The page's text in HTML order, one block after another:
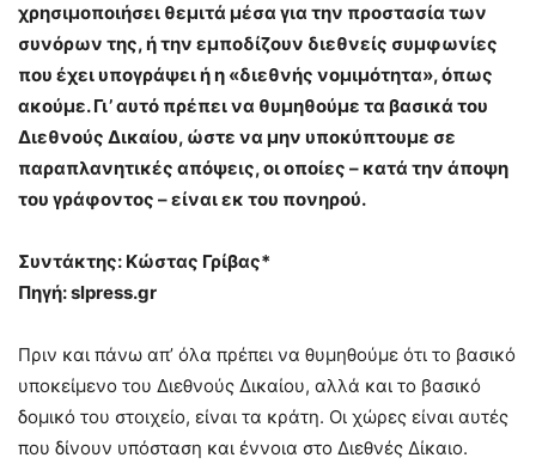
χρησιμοποιήσει θεμιτά μέσα για την προστασία των
συνόρων της, ή την εμποδίζουν διεθνείς συμφωνίες
που έχει υπογράψει ή η «διεθνής νομιμότητα», όπως
ακούμε. Γι’ αυτό πρέπει να θυμηθούμε τα βασικά του
Διεθνούς Δικαίου, ώστε να μην υποκύπτουμε σε
παραπλανητικές απόψεις, οι οποίες – κατά την άποψη
του γράφοντος – είναι εκ του πονηρού.
Συντάκτης: Κώστας Γρίβας*
Πηγή: slpress.gr
Πριν και πάνω απ’ όλα πρέπει να θυμηθούμε ότι το βασικό
υποκείμενο του Διεθνούς Δικαίου, αλλά και το βασικό
δομικό του στοιχείο, είναι τα κράτη. Οι χώρες είναι αυτές
που δίνουν υπόσταση και έννοια στο Διεθνές Δίκαιο.